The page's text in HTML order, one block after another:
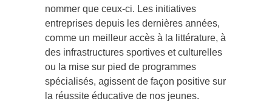
nommer que ceux-ci. Les initiatives
entreprises depuis les dernières années,
comme un meilleur accès à la littérature, à
des infrastructures sportives et culturelles
ou la mise sur pied de programmes
spécialisés, agissent de façon positive sur
la réussite éducative de nos jeunes.